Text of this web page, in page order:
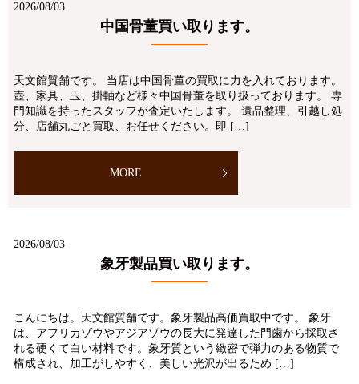
2026/08/03
中国骨董買い取ります。
天文館質舗です。 当店は中国骨董の買取に力を入れております。
壺、家具、玉、掛軸など様々中国骨董を取り扱っております。 専
門知識を持ったスタッフが査定いたします。 遺品整理、引越し処
分、店舗丸ごと買取、お任せください。即 […]
MORE
2026/08/03
象牙製品買い取ります。
こんにちは。天文館質舗です。象牙製品高価買取中です。 象牙
は、アフリカゾウやアジアゾウの長大に発達した門歯から採取さ
れる硬くて白い材料です。象牙質という緻密で弾力のある物質で
構成され、加工がしやすく、美しい光沢が出るため […]